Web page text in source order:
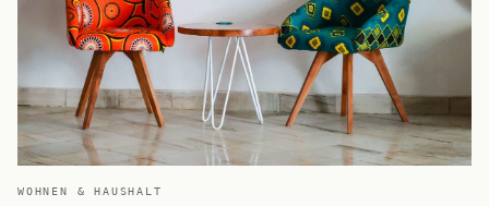
WOHNEN & HAUSHALT